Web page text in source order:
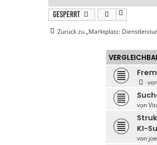
Gesperrt
Zurück zu „Marktplatz:
von
KI-
von